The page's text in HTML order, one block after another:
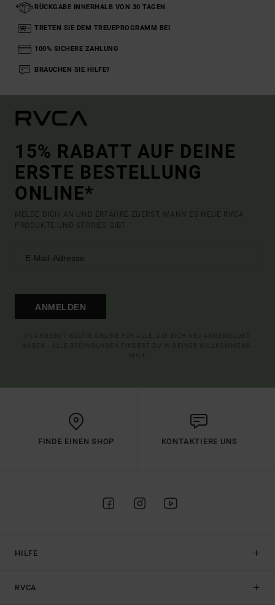
RÜCKGABE INNERHALB VON 30 TAGEN
TRETEN SIE DEM TREUEPROGRAMM BEI
100% SICHERE ZAHLUNG
BRAUCHEN SIE HILFE?
15% RABATT AUF DEINE
ERSTE BESTELLUNG
ONLINE*
MELDE DICH AN UND ERFAHRE ZUERST, WANN ES NEUE RVCA
PRODUKTE UND STORIES GIBT.
ANMELDEN
FINDE EINEN SHOP KONTAKTIERE UNS
HILFE
RVCA